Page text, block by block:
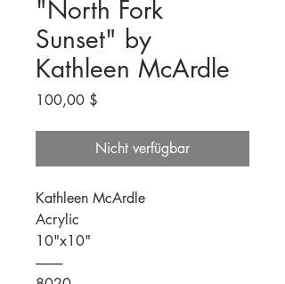
"North Fork
Sunset" by
Kathleen McArdle
100,00 $
Nicht verfügbar
Kathleen McArdle
Acrylic
10"x10"
----------